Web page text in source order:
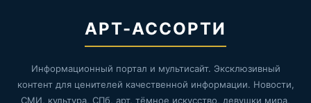
АРТ-АССОРТИ
Информационный портал и мультисайт. Эксклюзивный
контент для ценителей качественной информации. Новости,
СМИ, культура, СПб, арт, тёмное искусство, девушки мира,